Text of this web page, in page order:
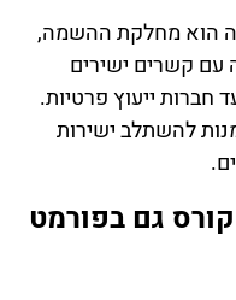
הוא מחלקת ההשמה,
עם קשרים ישירים
ייעוץ פרטיות.
להשתלב ישירות
גם בפורמט